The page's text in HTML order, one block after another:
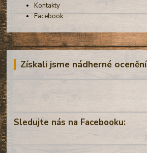
Kontakty
Facebook
Získali jsme nádherné ocenění
Sledujte nás na Facebooku: